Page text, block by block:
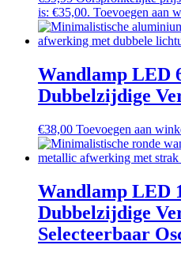
is: €35,00. Toevoegen aan
Wandlamp LED
Dubbelzijdige
€38,00 Toevoegen aan
Wandlamp LED
Dubbelzijdige
Selecteerbaar